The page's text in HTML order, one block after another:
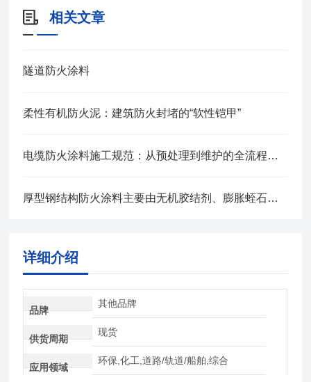
相关文章
隧道防火涂料
柔性有机防火泥：建筑防火封堵的“软性铠甲”
电缆防火涂料施工规范：从预处理到维护的全流程管控
厚型钢结构防火涂料主要由无机胶结剂、膨胀蛭石等组成
详细介绍
品牌
其他品牌
供货周期
现货
应用领域
环保,化工,道路/轨道/船舶,综合